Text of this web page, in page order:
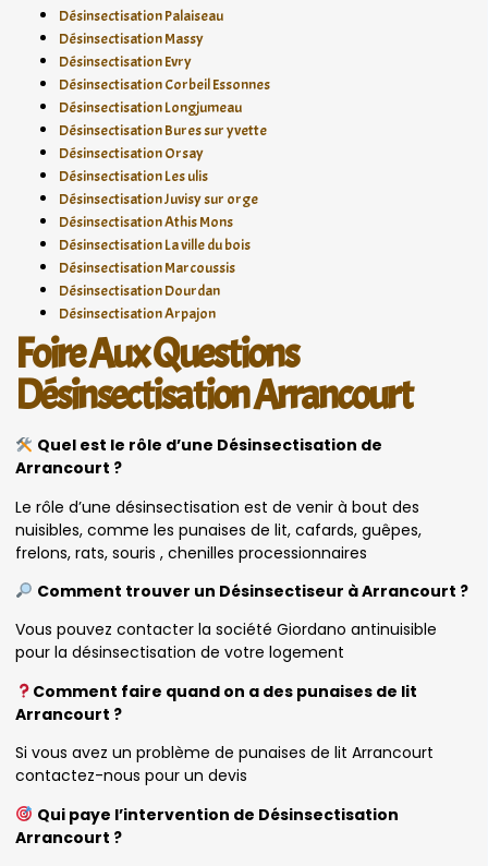
Désinsectisation Palaiseau
Désinsectisation Massy
Désinsectisation Evry
Désinsectisation Corbeil Essonnes
Désinsectisation Longjumeau
Désinsectisation Bures sur yvette
Désinsectisation Orsay
Désinsectisation Les ulis
Désinsectisation Juvisy sur orge
Désinsectisation Athis Mons
Désinsectisation La ville du bois
Désinsectisation Marcoussis
Désinsectisation Dourdan
Désinsectisation Arpajon
Foire Aux Questions
Désinsectisation Arrancourt
Quel est le rôle d’une Désinsectisation de
Arrancourt ?
Le rôle d’une désinsectisation est de venir à bout des
nuisibles, comme les punaises de lit, cafards, guêpes,
frelons, rats, souris , chenilles processionnaires
Comment trouver un Désinsectiseur à Arrancourt ?
Vous pouvez contacter la société Giordano antinuisible
pour la désinsectisation de votre logement
Comment faire quand on a des punaises de lit
Arrancourt ?
Si vous avez un problème de punaises de lit Arrancourt
contactez-nous pour un devis
Qui paye l’intervention de Désinsectisation
Arrancourt ?